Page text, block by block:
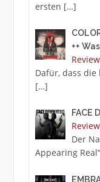
ersten […]
++
Dafür, dass die
[…]
FACE
Der
Appearing Real“